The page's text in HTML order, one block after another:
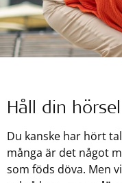
Håll din
Du kanske har hört
många är det något
som föds döva. Men